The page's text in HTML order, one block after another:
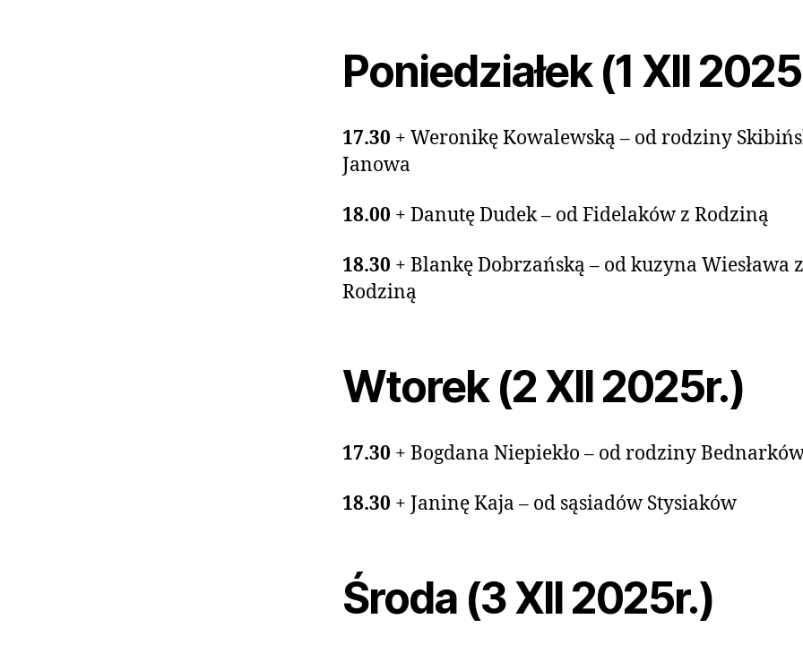
Poniedziałek (1 XII
17.30 + Weronikę Kowalewską – od rodziny
Janowa
18.00 + Danutę Dudek – od Fidelaków z Rodziną
18.30 + Blankę Dobrzańską – od kuzyna Wiesława z
Rodziną
Wtorek (2 XII 2025r.)
17.30 + Bogdana Niepiekło – od rodziny
18.30 + Janinę Kaja – od sąsiadów Stysiaków
Środa (3 XII 2025r.)